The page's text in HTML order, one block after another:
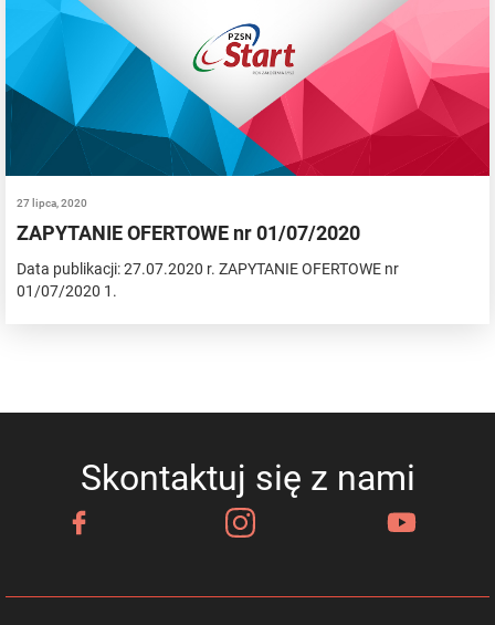
27 lipca, 2020
ZAPYTANIE OFERTOWE nr 01/07/2020
Data publikacji: 27.07.2020 r. ZAPYTANIE OFERTOWE nr
01/07/2020 1.
Skontaktuj się z nami